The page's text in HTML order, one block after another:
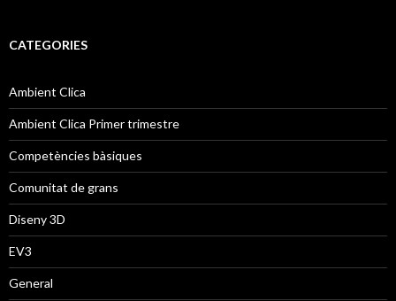
CATEGORIES
Ambient Clica
Ambient Clica Primer trimestre
Competències bàsiques
Comunitat de grans
Diseny 3D
EV3
General